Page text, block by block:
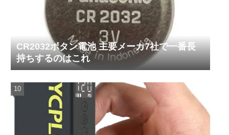
CR2032ボタン電池 主要メーカ7社で一番長
持ちするのはこれ